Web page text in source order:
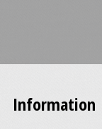
Information